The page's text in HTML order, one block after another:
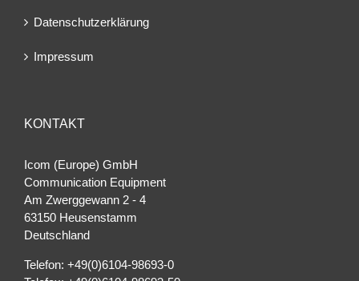
Datenschutzerklärung
Impressum
KONTAKT
Icom (Europe) GmbH
Communication Equipment
Am Zwerggewann 2 ‐ 4
63150 Heusenstamm
Deutschland
Telefon: +49(0)6104-98693-0